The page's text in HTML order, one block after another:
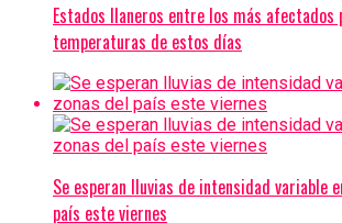
Estados llaneros entre los más afectados
temperaturas de estos días
Se esperan lluvias de intensidad variable
país este viernes